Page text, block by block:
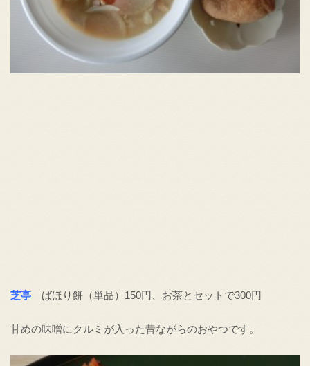
芝亭 ばほり餅（単品）150円、お茶とセットで300円
甘めの味噌にクルミが入った昔ながらのおやつです。